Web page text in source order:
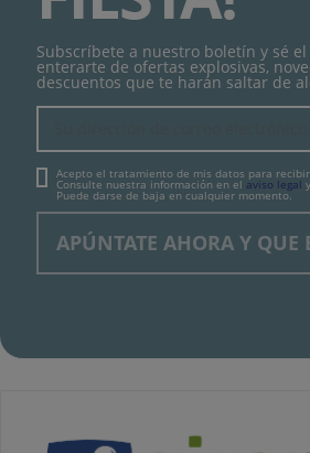
Subscríbete a nuestro boletín y sé
enterarte de ofertas explosivas,
descuentos que te harán saltar de
Acepto el tratamiento de mis datos para
Consulte nuestra información en el aviso legal y
Puede darse de baja en cualquier momento.